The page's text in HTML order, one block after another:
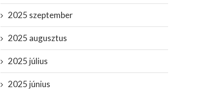
2025 szeptember
2025 augusztus
2025 július
2025 június